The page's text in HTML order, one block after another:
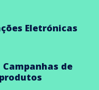
Eletrónicas
Campanhas de